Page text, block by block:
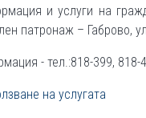
и услуги на
патронаж – Габрово,
- тел.:818-399, 818-
на услугата